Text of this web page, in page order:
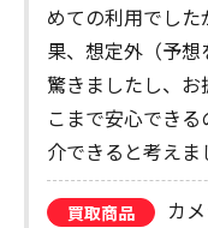
めての利用でし
果、想定外（予
驚きましたし、
こまで安心でき
介できると考えま
買取商品 カ